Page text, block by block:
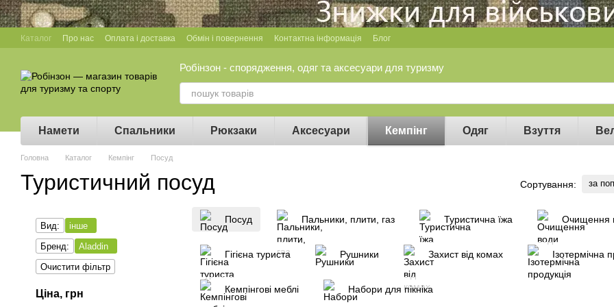
Перейти до основного контенту
Каталог Про нас Оплата і доставка Обмін і повернення Контактна інформація Блог
Робінзон - спорядження, одяг та аксесуари для туризму
Намети Спальники Рюкзаки Аксесуари Кемпінг Одяг Взуття
Головна Каталог Кемпінг Посуд
Туристичний посуд Сортування: за
Посуд Пальники, плити, газ Туристична їжа Очищення
Гігієна туриста Рушники Захист від комах Ізотермічна
Кемпінгові меблі Набори для пікніка
Вид:
інше
Бренд:
Aladdin
Очистити фільтр
Ціна, грн